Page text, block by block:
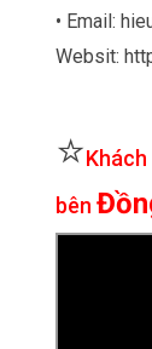
• Email:
Websit:
⭐
bên